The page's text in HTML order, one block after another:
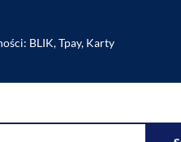
BLIK, Tpay, Karty